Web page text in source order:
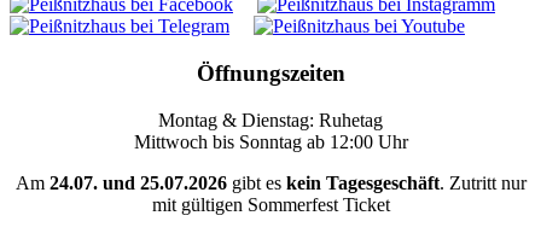
Öffnungszeiten
Montag & Dienstag: Ruhetag
Mittwoch bis Sonntag ab 12:00 Uhr
Am 24.07. und 25.07.2026gibt eskein Tagesgeschäft. Zutritt nur
mit gültigen Sommerfest Ticket